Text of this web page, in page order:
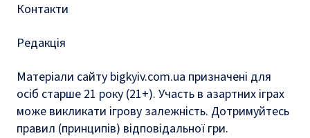
Контакти
Редакція
Матеріали сайту bigkyiv.com.ua призначені для
осіб старше 21 року (21+). Участь в азартних іграх
може викликати ігрову залежність. Дотримуйтесь
правил (принципів) відповідальної гри.